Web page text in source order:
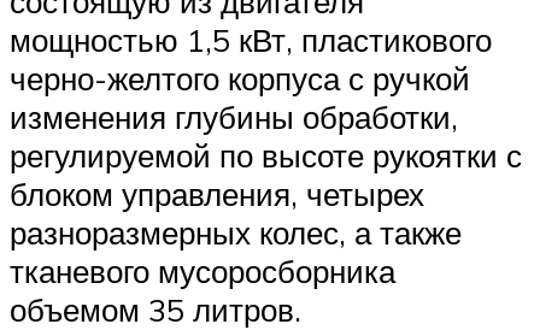
мощностью 1,5 кВт, пластикового
черно-желтого корпуса с ручкой
изменения глубины обработки,
регулируемой по высоте рукоятки с
блоком управления, четырех
разноразмерных колес, а также
тканевого мусоросборника
объемом 35 литров.